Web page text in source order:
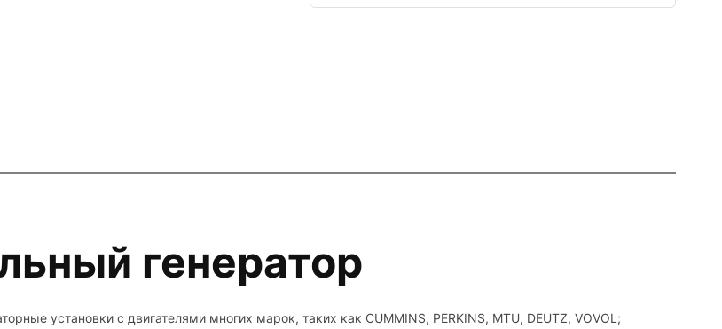
генератор
установки с двигателями многих марок, таких как CUMMINS, PERKINS, MTU, DEUTZ, VOVOL;